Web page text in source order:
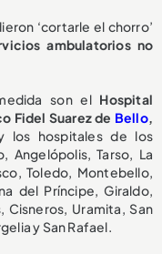
‘cortarle el chorro’
ambulatorios no
son el Hospital
Fidel Suarez de Bello,
los hospitales de los
Angelópolis, Tarso, La
Toledo, Montebello,
del Príncipe, Giraldo,
Cisneros, Uramita, San
y San Rafael.